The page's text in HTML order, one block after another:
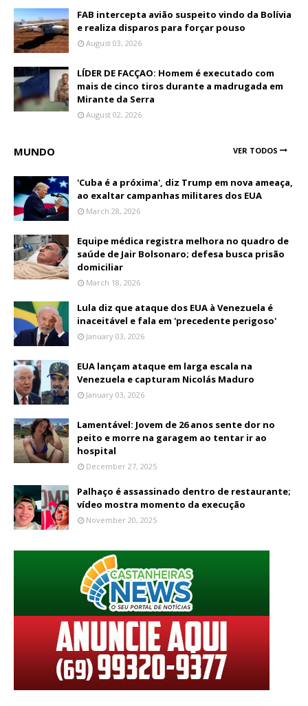
FAB intercepta avião suspeito vindo da Bolívia
e realiza disparos para forçar pouso
August 03, 2026
LÍDER DE FACÇAO: Homem é executado com
mais de cinco tiros durante a madrugada em
Mirante da Serra
August 02, 2026
MUNDO VER TODOS
'Cuba é a próxima', diz Trump em nova ameaça,
ao exaltar campanhas militares dos EUA
March 28, 2026
Equipe médica registra melhora no quadro de
saúde de Jair Bolsonaro; defesa busca prisão
domiciliar
March 18, 2026
Lula diz que ataque dos EUA à Venezuela é
inaceitável e fala em 'precedente perigoso'
January 03, 2026
EUA lançam ataque em larga escala na
Venezuela e capturam Nicolás Maduro
January 03, 2026
Lamentável: Jovem de 26 anos sente dor no
peito e morre na garagem ao tentar ir ao
hospital
December 27, 2025
Palhaço é assassinado dentro de restaurante;
vídeo mostra momento da execução
November 20, 2025